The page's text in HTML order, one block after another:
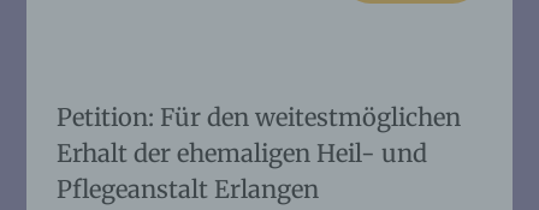
Petition: Für den weitestmöglichen
Erhalt der ehemaligen Heil- und
Pflegeanstalt Erlangen